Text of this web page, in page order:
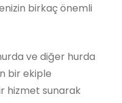
birkaç önemli
ve diğer hurda
bir ekiple
hizmet sunarak